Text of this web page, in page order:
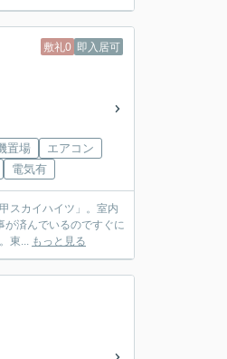
敷礼0 即入居可
置場
エアコン
電気有
スカイハイツ」。室内
が済んでいるのですぐに
東... もっと見る